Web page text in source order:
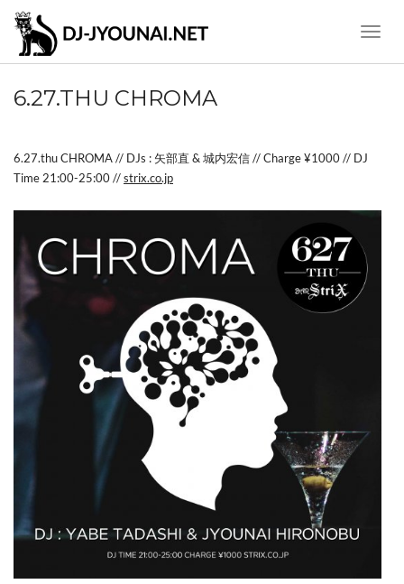
Toggle
6.27.THU CHROMA
6.27.thu CHROMA // DJs : 矢部直 & 城内宏信 // Charge ¥1000 // DJ
Time 21:00-25:00 //strix.co.jp